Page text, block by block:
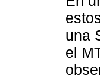
una
el